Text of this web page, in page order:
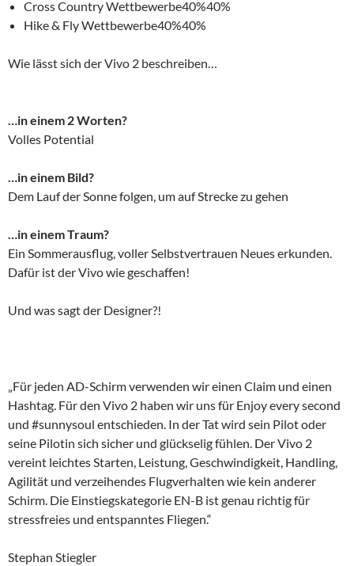
Cross Country Wettbewerbe40%40%
Hike & Fly Wettbewerbe40%40%
Wie lässt sich der Vivo 2 beschreiben…
…in einem 2 Worten?
Volles Potential
…in einem Bild?
Dem Lauf der Sonne folgen, um auf Strecke zu gehen
…in einem Traum?
Ein Sommerausflug, voller Selbstvertrauen Neues erkunden.
Dafür ist der Vivo wie geschaffen!
Und was sagt der Designer?!
„Für jeden AD-Schirm verwenden wir einen Claim und einen
Hashtag. Für den Vivo 2 haben wir uns für Enjoy every second
und #sunnysoul entschieden. In der Tat wird sein Pilot oder
seine Pilotin sich sicher und glückselig fühlen. Der Vivo 2
vereint leichtes Starten, Leistung, Geschwindigkeit, Handling,
Agilität und verzeihendes Flugverhalten wie kein anderer
Schirm. Die Einstiegskategorie EN-B ist genau richtig für
stressfreies und entspanntes Fliegen.“
Stephan Stiegler